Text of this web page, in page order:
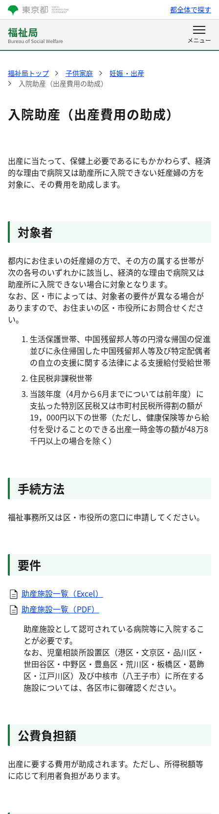
都全体で探す
福祉局トップ 子供家庭
妊娠・出産
入院助産（出産費用の助成）
入院助産（出産費用の助成）
出産に当たって、保健上必要であるにもかかわらず、経済
的な理由で病院又は助産所に入院できない妊産婦の方を
対象に、その費用を助成します。
対象者
都内にお住まいの妊産婦の方で、その方の属する世帯が
次の各号のいずれかに該当し、経済的な理由で病院又は
助産所に入院できない場合に対象となります。
なお、区・市によっては、対象者の要件が異なる場合が
ありますので、お住まいの区・市役所にお問合せくださ
い。
生活保護世帯、中国残留邦人等の円滑な帰国の促進
並びに永住帰国した中国残留邦人等及び特定配偶者
の自立の支援に関する法律による支援給付受給世帯
住民税非課税世帯
当該年度（4月から6月までについては前年度）に
支払った特別区民税又は市町村民税所得割の額が
19，000円以下の世帯（ただし、健康保険等から給
付を受けることのできる出産一時金等の額が48万8
千円以上の場合を除く）
手続方法
福祉事務所又は区・市役所の窓口に申請してください。
要件
助産施設一覧（Excel）
助産施設一覧（PDF）
助産施設として認可されている病院等に入院するこ
とが必要です。
なお、児童相談所設置区（港区・文京区・品川区・
世田谷区・中野区・豊島区・荒川区・板橋区・葛飾
区・江戸川区）及び中核市（八王子市）に所在する
施設については、各区市に御確認ください。
公費負担額
出産に要する費用が助成されます。ただし、所得税額等
に応じて利用者負担があります。